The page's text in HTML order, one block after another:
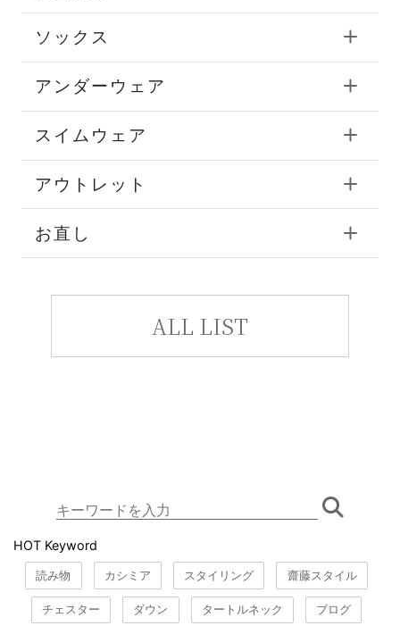
ソックス
アンダーウェア
スイムウェア
アウトレット
お直し
ALL LIST
HOT Keyword
読み物 カシミア スタイリング 齋藤スタイル
チェスター ダウン タートルネック ブログ